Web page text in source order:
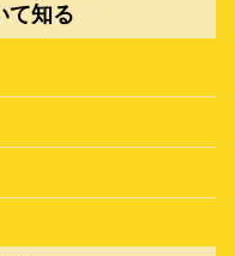
て知る